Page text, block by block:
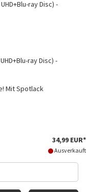
ray Disc) -
Mit Spotlack
34,99 EUR*
Ausverkauft